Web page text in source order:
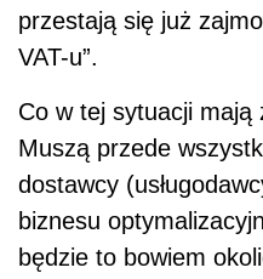
przestają się już
VAT-u”.
Co w tej sytuacji mają
Muszą przede
dostawcy
biznesu
będzie to bowiem